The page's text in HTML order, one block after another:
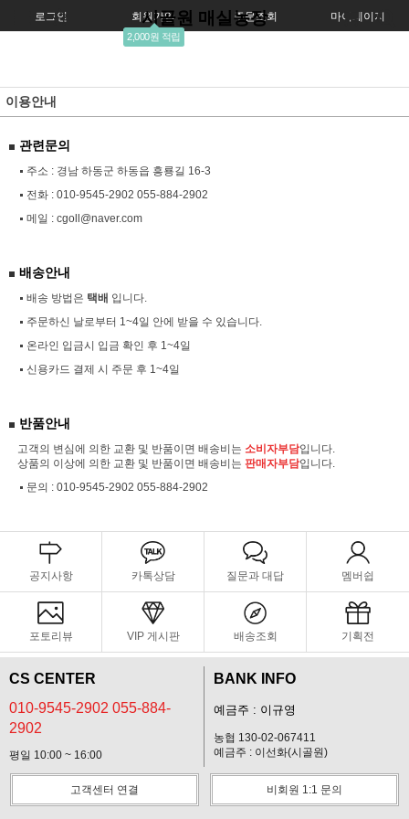
로그인 회원가입
2,000원 적립
주문조회 마이페이지
시골원 매실농장
이용안내
관련문의
주소 : 경남 하동군 하동읍 흥룡길 16-3
전화 : 010-9545-2902 055-884-2902
메일 : cgoll@naver.com
배송안내
배송 방법은 택배 입니다.
주문하신 날로부터 1~4일 안에 받을 수 있습니다.
온라인 입금시 입금 확인 후 1~4일
신용카드 결제 시 주문 후 1~4일
반품안내
고객의 변심에 의한 교환 및 반품이면 배송비는 소비자부담입니다.
상품의 이상에 의한 교환 및 반품이면 배송비는 판매자부담입니다.
문의 : 010-9545-2902 055-884-2902
공지사항 카톡상담 질문과 대답 멤버쉽
포토리뷰 VIP 게시판 배송조회 기획전
CS CENTER
010-9545-2902 055-884-
2902
평일 10:00 ~ 16:00
BANK INFO
예금주 : 이규영
농협 130-02-067411
예금주 : 이선화(시골원)
고객센터 연결 비회원 1:1 문의